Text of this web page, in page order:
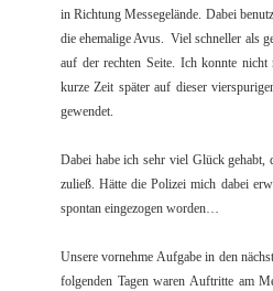
in Richtung Messegelände. Dabei
die ehemalige Avus. Viel schneller als
auf der rechten Seite. Ich konnte nicht
kurze Zeit später auf dieser
gewendet.
Dabei habe ich sehr viel Glück gehabt,
zuließ. Hätte die Polizei mich dabei
spontan eingezogen worden…
Unsere vornehme Aufgabe in den
folgenden Tagen waren Auftritte am